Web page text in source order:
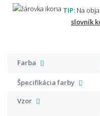
TIP: Na
slovník
Farba
Špecifikácia farby
Vzor